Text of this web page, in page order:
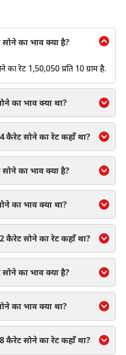
का भाव क्या है?
रेट ₹1,50,050 प्रति 10 ग्राम है.
का भाव क्या था?
सोने का रेट कहाँ था?
का भाव क्या है?
का भाव क्या था?
सोने का रेट कहाँ था?
का भाव क्या है?
का भाव क्या था?
सोने का रेट कहाँ था?